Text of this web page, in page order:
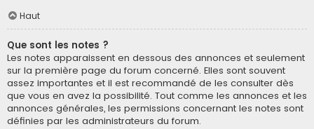
Haut
Que sont les notes ?
Les notes apparaissent en dessous des annonces et seulement
sur la première page du forum concerné. Elles sont souvent
assez importantes et il est recommandé de les consulter dès
que vous en avez la possibilité. Tout comme les annonces et les
annonces générales, les permissions concernant les notes sont
définies par les administrateurs du forum.